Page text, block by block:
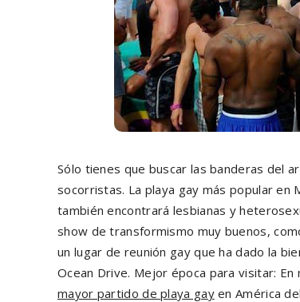
Sólo tienes que buscar las banderas del
socorristas. La playa gay más popular
también encontrará lesbianas y
show de transformismo muy buenos,
un lugar de reunión gay que ha dado la
Ocean Drive. Mejor época para visitar:
mayor partido de playa gayen América